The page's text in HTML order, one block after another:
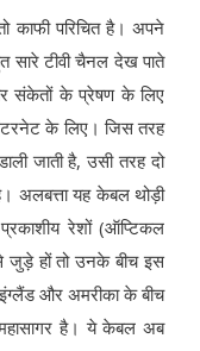
काफी परिचित है। अपने
सारे टीवी चैनल देख पाते
संकेतों के प्रेषण के लिए
के लिए। जिस तरह
जाती है, उसी तरह दो
अलबत्ता यह केबल थोड़ी
रेशों (ऑप्टिकल
हों तो उनके बीच इस
और अमरीका के बीच
है। ये केबल अब